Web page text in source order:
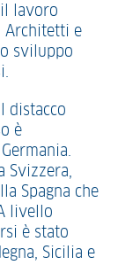
il lavoro
Architetti e
sviluppo
distacco
è
Svizzera,
Spagna che
livello
è stato
Sicilia e